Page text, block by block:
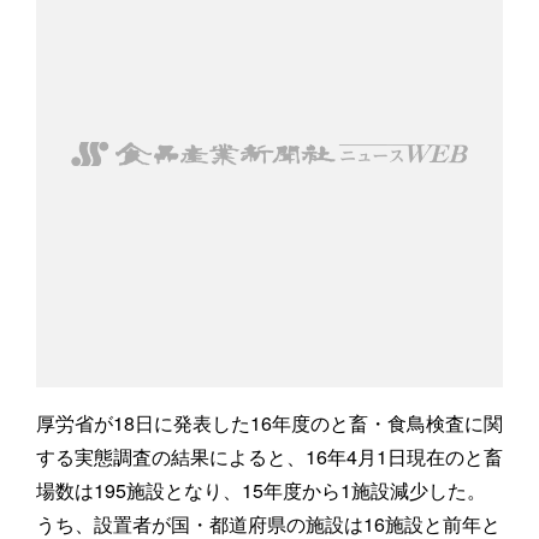
厚労省が18日に発表した16年度のと畜・食鳥検査に関
する実態調査の結果によると、16年4月1日現在のと畜
場数は195施設となり、15年度から1施設減少した。
うち、設置者が国・都道府県の施設は16施設と前年と